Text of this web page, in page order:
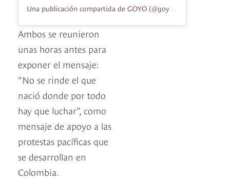
Ambos se reunieron
unas horas antes para
exponer el mensaje:
“No se rinde el que
nació donde por todo
hay que luchar”, como
mensaje de apoyo a las
protestas pacíficas que
se desarrollan en
Colombia.